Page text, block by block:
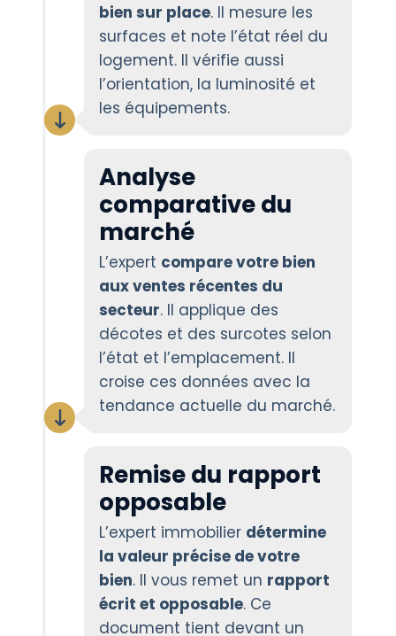
bien sur place. Il mesure les
surfaces et note l’état réel du
logement. Il vérifie aussi
l’orientation, la luminosité et
les équipements.
Analyse
comparative du
marché
L’expert compare votre bien
aux ventes récentes du
secteur. Il applique des
décotes et des surcotes selon
l’état et l’emplacement. Il
croise ces données avec la
tendance actuelle du marché.
Remise du rapport
opposable
L’expert immobilier détermine
la valeur précise de votre
bien. Il vous remet un rapport
écrit et opposable. Ce
document tient devant un